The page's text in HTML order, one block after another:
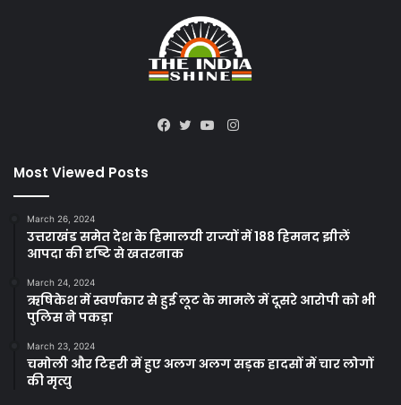
Instagram
Most Viewed Posts
March 26, 2024
उत्तराखंड समेत देश के हिमालयी राज्यों में 188 हिमनद झीलें
आपदा की दृष्टि से खतरनाक
March 24, 2024
ऋषिकेश में स्वर्णकार से हुई लूट के मामले में दूसरे आरोपी को भी
पुलिस ने पकड़ा
March 23, 2024
चमोली और टिहरी में हुए अलग अलग सड़क हादसों में चार लोगों
की मृत्यु